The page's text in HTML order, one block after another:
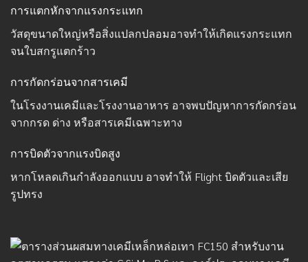
การแตกหักจากแรงกระแทก
วัสดุขนาดใหญ่หรือสิ่งแปลกปลอมอาจทำให้เกิดแรงกระแทก
จนใบสกรูแตกร้าว
การกัดกร่อนจากสารเคมี
ในโรงงานเคมีและโรงงานอาหาร อาจพบปัญหาการกัดกร่อน
จากกรด ด่าง หรือสารเคมีเฉพาะทาง
การบิดตัวจากแรงบิดสูง
หากโหลดเกินกำลังออกแบบ อาจทำให้ Flight บิดตัวและเสีย
รูปทรง